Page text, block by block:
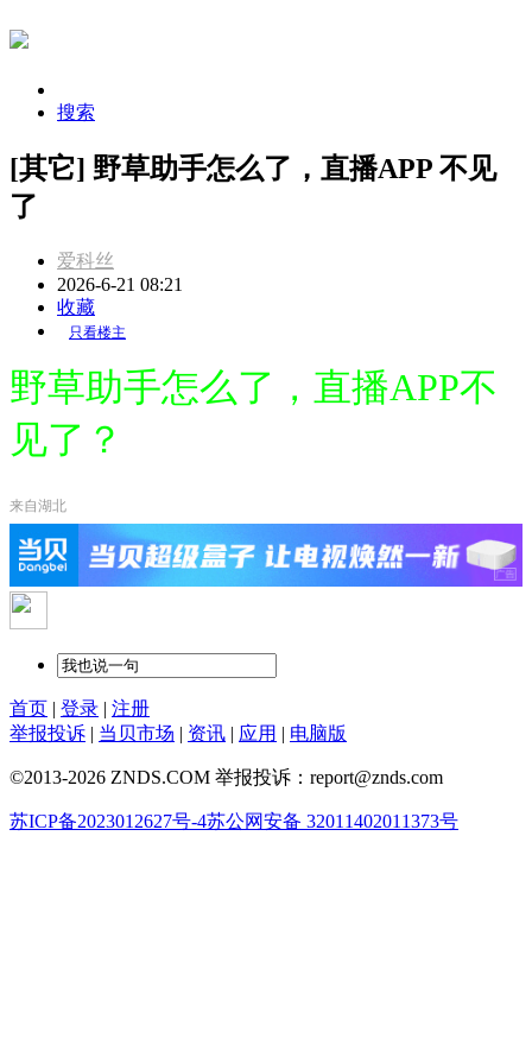
搜索
[其它] 野草助手怎么了，直播APP 不见
了
爱科丝
2026-6-21 08:21
收藏
只看楼主
野草助手怎么了，直播APP不
见了？
来自湖北
首页 | 登录 | 注册
举报投诉 | 当贝市场 | 资讯 | 应用 | 电脑版
©2013-2026 ZNDS.COM 举报投诉：report@znds.com
苏ICP备2023012627号-4苏公网安备 32011402011373号